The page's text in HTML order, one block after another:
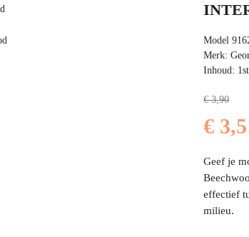
Model
Merk:
Inhoud: 1st
€ 3,90
€
Geef je
effectief
milieu.